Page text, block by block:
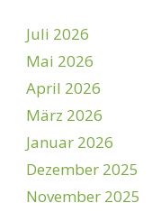
Juli 2026
Mai 2026
April 2026
März 2026
Januar 2026
Dezember 2025
November 2025